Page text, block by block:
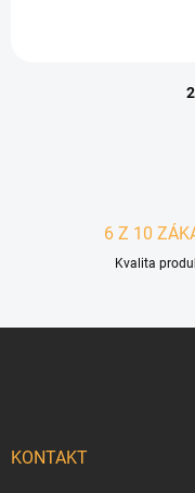
2
6 Z 10
Kvalita
KONTAKT